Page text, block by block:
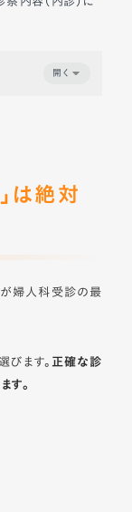
開く
は絶対
が婦人科受診の最
ます。 正確な診
す。